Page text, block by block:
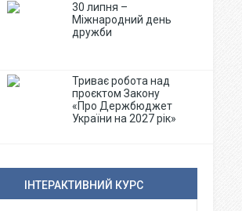
30 липня –
Міжнародний день
дружби
Триває робота над
проєктом Закону
«Про Держбюджет
України на 2027 рік»
ІНТЕРАКТИВНИЙ КУРС